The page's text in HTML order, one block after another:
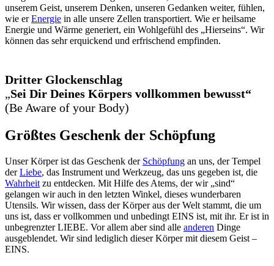
unserem Geist, unserem Denken, unseren Gedanken weiter, fühlen,
wie erEnergie in alle unsere Zellen transportiert. Wie er heilsame
Energie und Wärme generiert, ein Wohlgefühl des „Hierseins“. Wir
können das sehr erquickend und erfrischend empfinden.
Dritter Glockenschlag
„Sei Dir Deines Körpers vollkommen bewusst“
(Be Aware of your Body)
Größtes Geschenk der Schöpfung
Unser Körper ist das Geschenk der Schöpfung an uns, der Tempel
derLiebe, das Instrument und Werkzeug, das uns gegeben ist, die
Wahrheit zu entdecken. Mit Hilfe des Atems, der wir „sind“
gelangen wir auch in den letzten Winkel, dieses wunderbaren
Utensils. Wir wissen, dass der Körper aus der Welt stammt, die um
uns ist, dass er vollkommen und unbedingt EINS ist, mit ihr. Er ist in
unbegrenzter LIEBE. Vor allem aber sind alle anderen Dinge
ausgeblendet. Wir sind lediglich dieser Körper mit diesem Geist –
EINS.